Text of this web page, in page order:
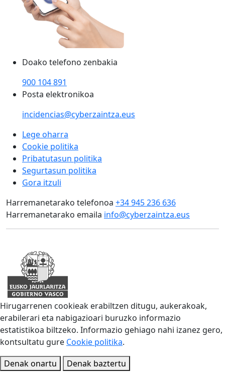
Doako telefono zenbakia
900 104 891
Posta elektronikoa
incidencias@cyberzaintza.eus
Lege oharra
Cookie politika
Pribatutasun politika
Segurtasun politika
Gora itzuli
Harremanetarako telefonoa +34 945 236 636
Harremanetarako emaila info@cyberzaintza.eus
Hirugarrenen cookieak erabiltzen ditugu, aukerakoak,
erabilerari eta nabigazioari buruzko informazio
estatistikoa biltzeko. Informazio gehiago nahi izanez gero,
kontsultatu gure Cookie politika.
Denak onartu
Denak baztertu